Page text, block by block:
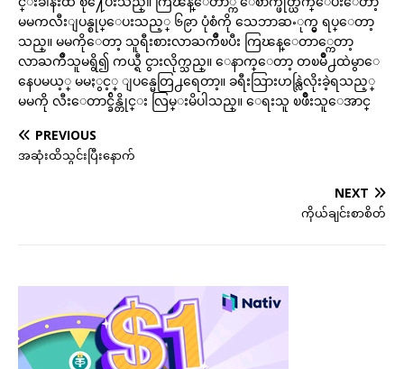
မမကလီးျပန္စုပ္ေပးသည့္ ၆၉ာ ပုံစံကို သေဘာဆႋုက္မွ ရပ္ေတာ့
သည္။ မမကိုေတာ့ သူရီးစားလာႀကိဳၿပီး ကြၽန္ေတာ္ကေတာ့
လာႀကိဳသူမရွိ၍ ကယ္ရီ ငွားလိုက္သည္။ ေနာက္ေတာ့ တၿမိဳ႕ထဲမွာေ
နေပမယ့္ မမႏွင့္ ျပန္မေတြ႕ရေတာ့။ ခရီးသြားဟန္လြဲလိုးခဲ့ရသည့္
မမကို လီးေတာင္ခ်ိန္တိုင္း လြမ္းမိပါသည္။ ေရးသူ ၿဖိဳးသူေအာင္
PREVIOUS
အဆုံးထိသွင်းပြီးနောက်
NEXT
ကိုယ်ချင်းစာစိတ်